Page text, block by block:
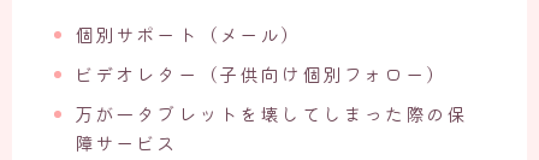
個別サポート（メール）
ビデオレター（子供向け個別フォロー）
万が一タブレットを壊してしまった際の保
障サービス